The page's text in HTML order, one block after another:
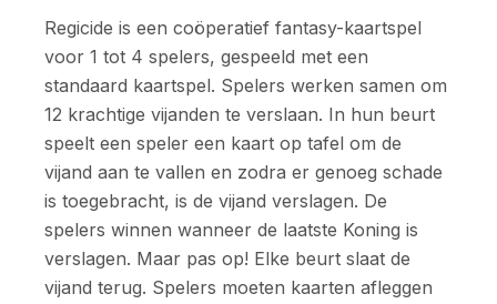
Regicide is een coöperatief fantasy-kaartspel
voor 1 tot 4 spelers, gespeeld met een
standaard kaartspel. Spelers werken samen om
12 krachtige vijanden te verslaan. In hun beurt
speelt een speler een kaart op tafel om de
vijand aan te vallen en zodra er genoeg schade
is toegebracht, is de vijand verslagen. De
spelers winnen wanneer de laatste Koning is
verslagen. Maar pas op! Elke beurt slaat de
vijand terug. Spelers moeten kaarten afleggen